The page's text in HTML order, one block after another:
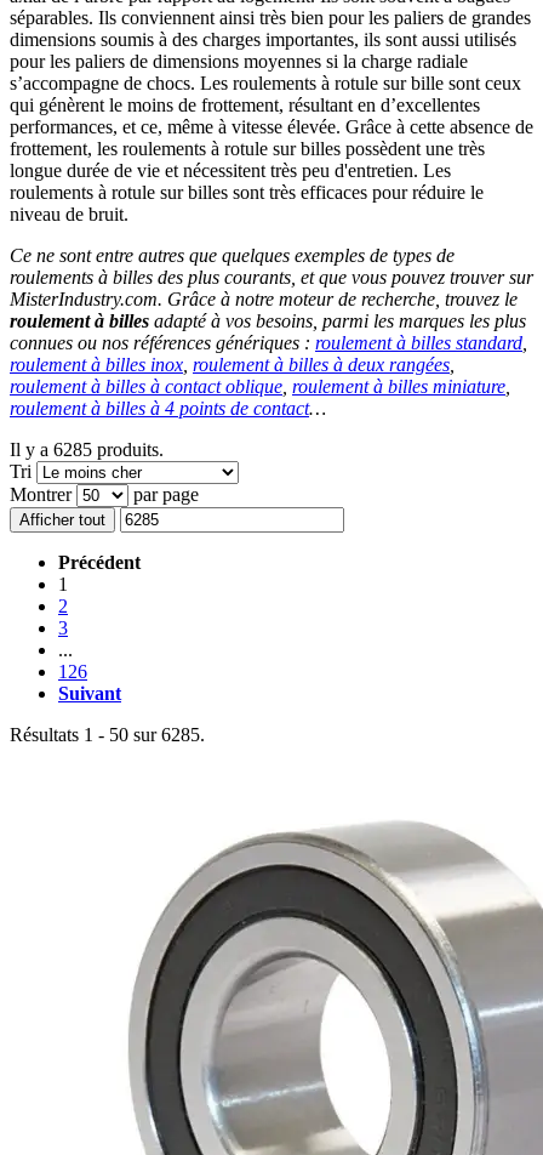
séparables. Ils conviennent ainsi très bien pour les paliers de grandes
dimensions soumis à des charges importantes, ils sont aussi utilisés
pour les paliers de dimensions moyennes si la charge radiale
s’accompagne de chocs. Les roulements à rotule sur bille sont ceux
qui génèrent le moins de frottement, résultant en d’excellentes
performances, et ce, même à vitesse élevée. Grâce à cette absence de
frottement, les roulements à rotule sur billes possèdent une très
longue durée de vie et nécessitent très peu d'entretien. Les
roulements à rotule sur billes sont très efficaces pour réduire le
niveau de bruit.
Ce ne sont entre autres que quelques exemples de types de
roulements à billes des plus courants, et que vous pouvez trouver sur
MisterIndustry.com. Grâce à notre moteur de recherche, trouvez le
roulement à billes adapté à vos besoins, parmi les marques les plus
connues ou nos références génériques : roulement à billes standard
roulement à billes inox roulement à billes à deux rangées
roulement à billes à contact oblique roulement à billes miniature
roulement à billes à 4 points de contact…
Il y a 6285 produits.
Tri
Montrer
par page
Afficher tout
Précédent
1
2
3
...
126
Suivant
Résultats 1 - 50 sur 6285.